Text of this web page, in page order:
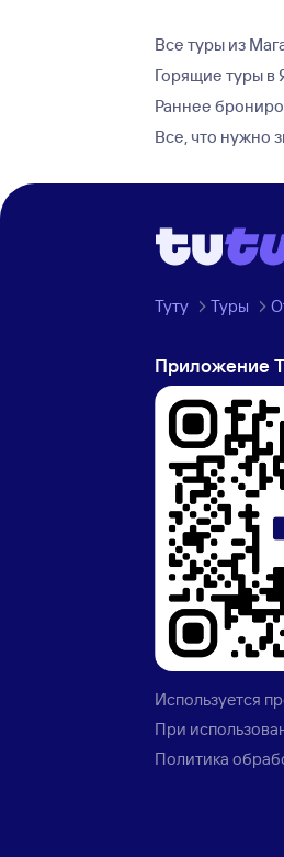
Все туры из
Горящие туры в
Раннее
Все, что нужно
Туту Туры
Приложение
Используется
При
Политика